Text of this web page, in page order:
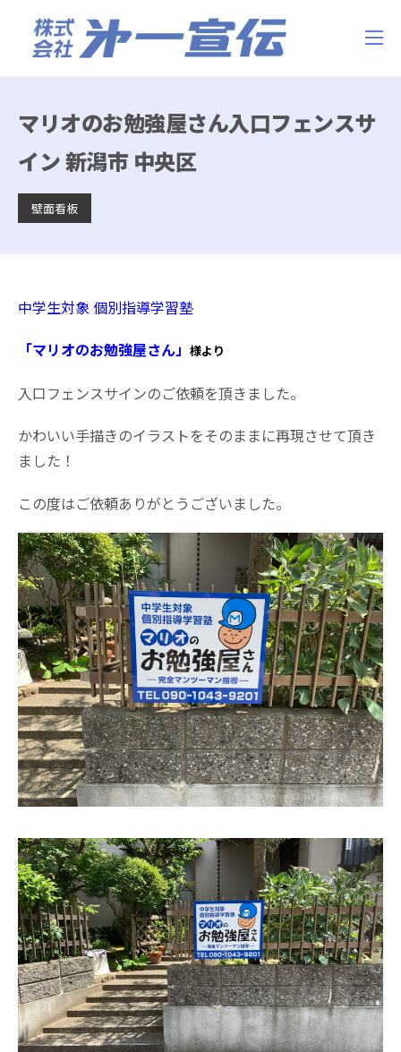
マリオのお勉強屋さん入口フェンスサ
イン 新潟市 中央区
壁面看板
中学生対象 個別指導学習塾
「マリオのお勉強屋さん」 様より
入口フェンスサインのご依頼を頂きました。
かわいい手描きのイラストをそのままに再現させて頂き
ました！
この度はご依頼ありがとうございました。